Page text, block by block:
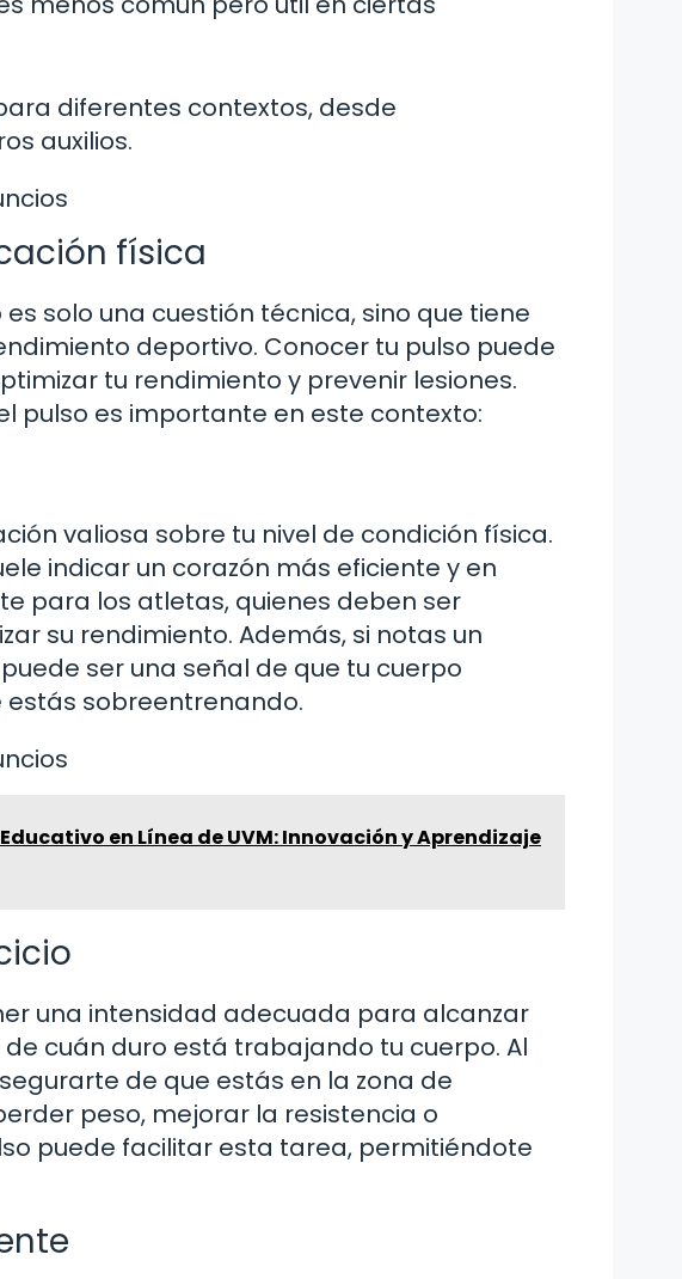
diferentes contextos, desde
auxilios.
física
solo una cuestión técnica, sino que tiene
deportivo. Conocer tu pulso puede
tu rendimiento y prevenir lesiones.
pulso es importante en este contexto:
valiosa sobre tu nivel de condición física.
indicar un corazón más eficiente y en
para los atletas, quienes deben ser
su rendimiento. Además, si notas un
ser una señal de que tu cuerpo
sobreentrenando.
en Línea de UVM: Innovación y Aprendizaje
una intensidad adecuada para alcanzar
cuán duro está trabajando tu cuerpo. Al
de que estás en la zona de
peso, mejorar la resistencia o
puede facilitar esta tarea, permitiéndote